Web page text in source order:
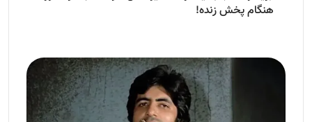
هنگام پخش زنده!